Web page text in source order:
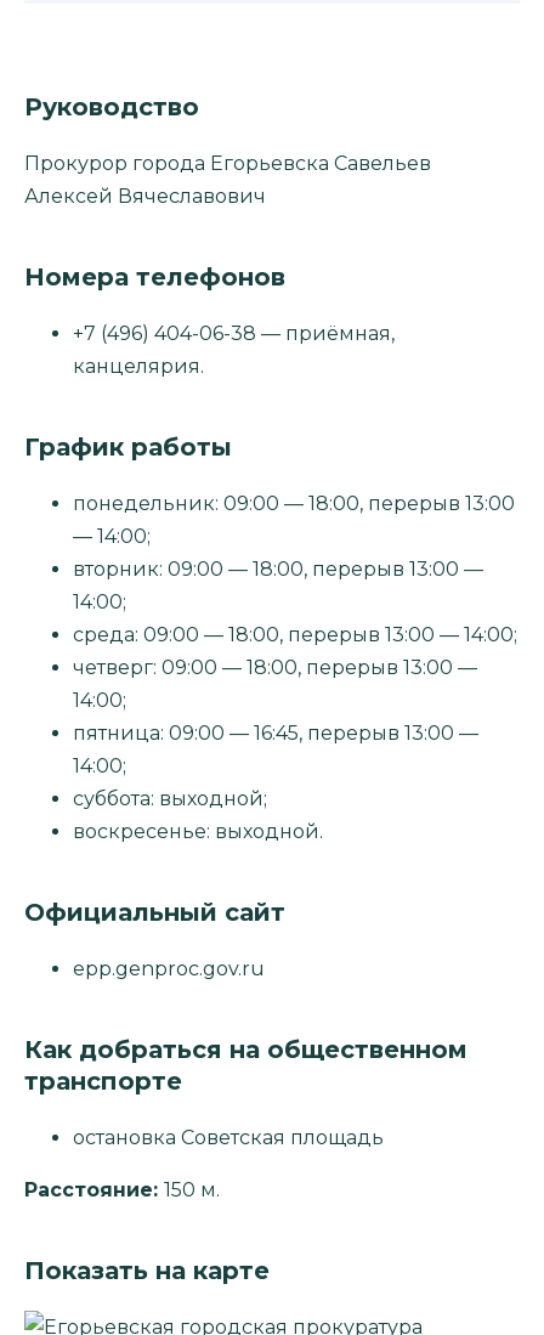
Руководство
Прокурор города Егорьевска Савельев
Алексей Вячеславович
Номера телефонов
+7 (496) 404-06-38 — приёмная,
канцелярия.
График работы
понедельник: 09:00 — 18:00, перерыв 13:00
— 14:00;
вторник: 09:00 — 18:00, перерыв 13:00 —
14:00;
среда: 09:00 — 18:00, перерыв 13:00 — 14:00;
четверг: 09:00 — 18:00, перерыв 13:00 —
14:00;
пятница: 09:00 — 16:45, перерыв 13:00 —
14:00;
суббота: выходной;
воскресенье: выходной.
Официальный сайт
epp.genproc.gov.ru
Как добраться на общественном
транспорте
остановка Советская площадь
Расстояние: 150 м.
Показать на карте